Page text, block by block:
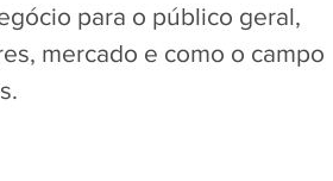
para o público geral,
mercado e como o campo